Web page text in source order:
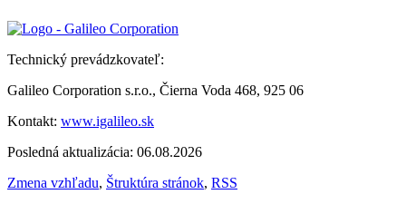
Technický prevádzkovateľ:
Galileo Corporation s.r.o., Čierna Voda 468, 925 06
Kontakt: www.igalileo.sk
Posledná aktualizácia: 06.08.2026
Zmena vzhľadu, Štruktúra stránok, RSS